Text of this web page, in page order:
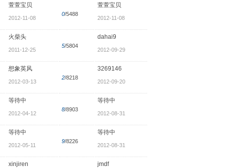
萱萱宝贝
2012-11-08
0/5488
萱萱宝贝
2012-11-08
火柴头
2011-12-25
5/5804
dahai9
2012-09-29
想象英风
2012-03-13
2/8218
3269146
2012-09-20
等待中
2012-04-12
8/8903
等待中
2012-08-31
等待中
2012-05-11
9/8226
等待中
2012-08-31
xinjiren jmdf